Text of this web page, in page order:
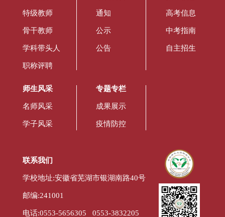
特级教师
骨干教师
学科带头人
职称评聘
通知
公示
公告
高考信息
中考指南
自主招生
师生风采
名师风采
学子风采
专题专栏
成果展示
疫情防控
联系我们
学校地址:安徽省芜湖市银湖南路40号
邮编:241001
电话:0553-5656305 0553-3832205